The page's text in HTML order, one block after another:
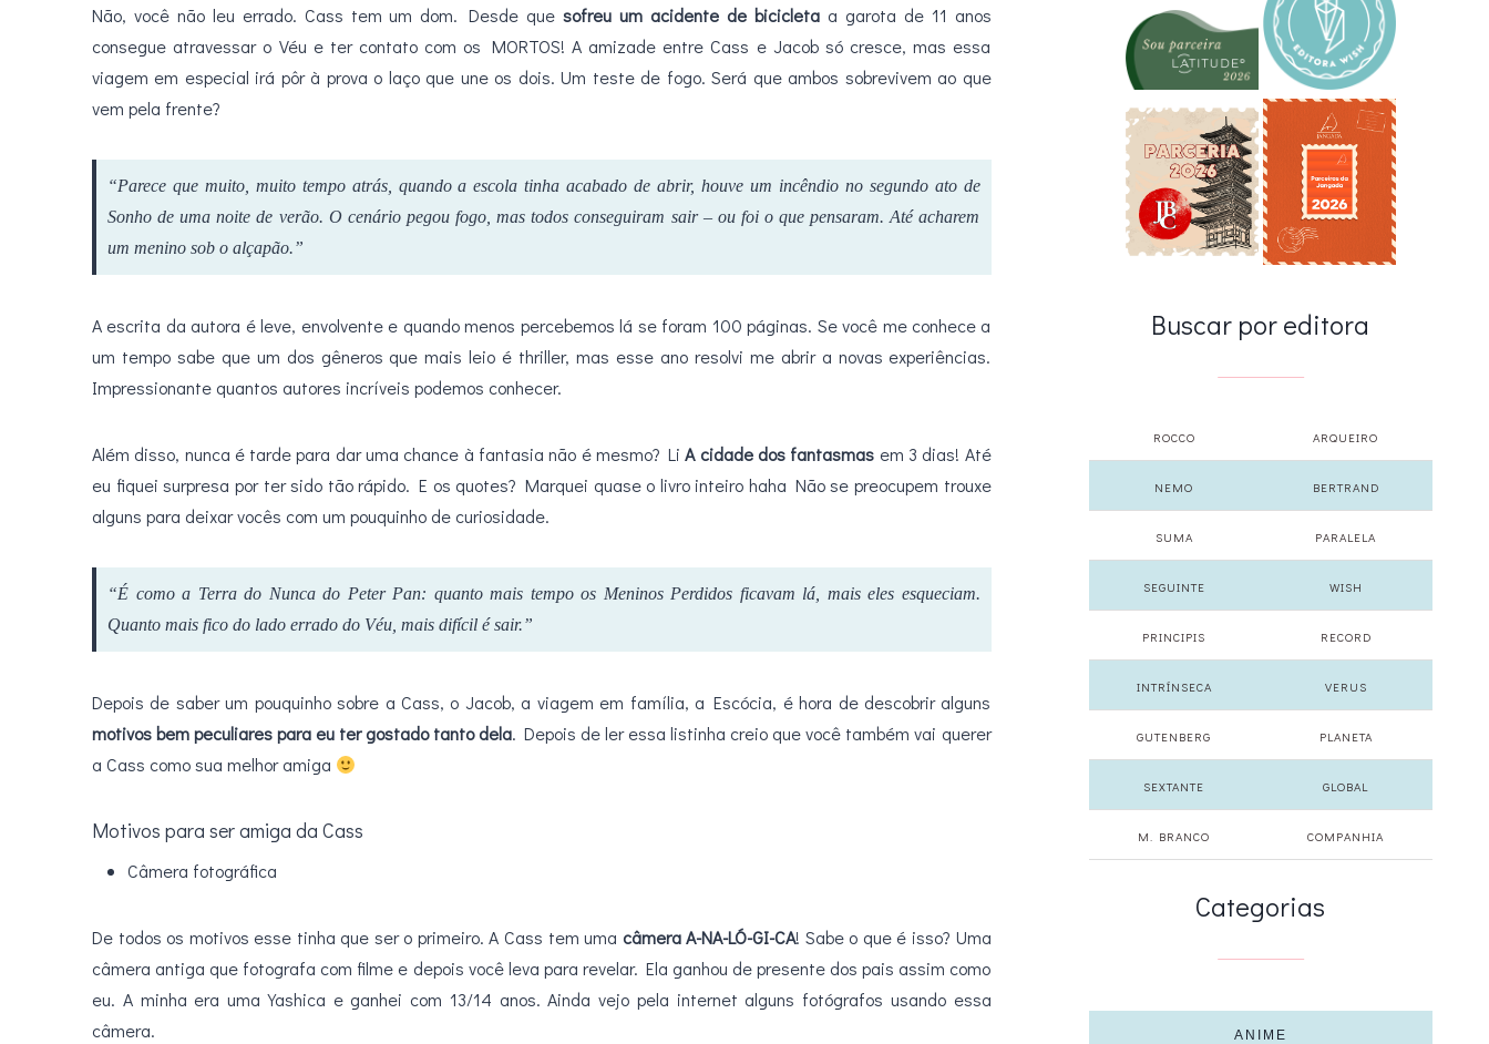
Não, você não leu errado. Cass tem um dom. Desde quesofreu um acidente de bicicletaa garota de 11 anos
consegue atravessar o Véu e ter contato com os MORTOS! A amizade entre Cass e Jacob só cresce, mas essa
viagem em especial irá pôr à prova o laço que une os dois. Um teste de fogo. Será que ambos sobrevivem ao que
vem pela frente?
“Parece que muito, muito tempo atrás, quando a escola tinha acabado de abrir, houve um incêndio no segundo ato de
Sonho de uma noite de verão. O cenário pegou fogo, mas todos conseguiram sair – ou foi o que pensaram. Até acharem
um menino sob o alçapão.”
A escrita da autora é leve, envolvente e quando menos percebemos lá se foram 100 páginas. Se você me conhece a
um tempo sabe que um dos gêneros que mais leio é thriller, mas esse ano resolvi me abrir a novas experiências.
Impressionante quantos autores incríveis podemos conhecer.
Além disso, nunca é tarde para dar uma chance à fantasia não é mesmo? LiA cidade dos fantasmas em 3 dias! Até
eu fiquei surpresa por ter sido tão rápido. E os quotes? Marquei quase o livro inteiro haha Não se preocupem trouxe
alguns para deixar vocês com um pouquinho de curiosidade.
“É como a Terra do Nunca do Peter Pan: quanto mais tempo os Meninos Perdidos ficavam lá, mais eles esqueciam.
Quanto mais fico do lado errado do Véu, mais difícil é sair.”
Depois de saber um pouquinho sobre a Cass, o Jacob, a viagem em família, a Escócia, é hora de descobrir alguns
motivos bem peculiares para eu ter gostado tanto dela. Depois de ler essa listinha creio que você também vai querer
a Cass como sua melhor amiga
Motivos para ser amiga da Cass
Câmera fotográfica
De todos os motivos esse tinha que ser o primeiro. A Cass tem uma câmera A-NA-LÓ-GI-CA! Sabe o que é isso? Uma
câmera antiga que fotografa com filme e depois você leva para revelar. Ela ganhou de presente dos pais assim como
eu. A minha era uma Yashica e ganhei com 13/14 anos. Ainda vejo pela internet alguns fotógrafos usando essa
câmera.
Buscar por editora
ROCCO ARQUEIRO
NEMO BERTRAND
SUMA PARALELA
SEGUINTE WISH
PRINCIPIS RECORD
INTRÍNSECA VERUS
GUTENBERG PLANETA
SEXTANTE GLOBAL
M. BRANCO COMPANHIA
Categorias
ANIME